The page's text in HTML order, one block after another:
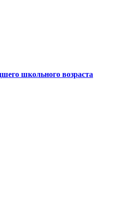
школьного возраста